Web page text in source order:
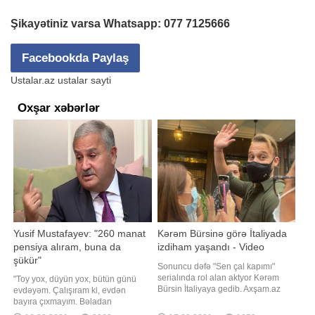
Şikayətiniz varsa Whatsapp: 077 7125666
Facebookda Paylaş
Ustalar.az ustalar sayti
Oxşar xəbərlər
Yusif Mustafayev: "260 manat
pensiya alıram, buna da
şükür"
"Toy yox, düyün yox, bütün günü
evdəyəm. Çalışıram ki, evdən
bayıra çıxmayım. Bəladan
Kərəm Bürsinə görə İtaliyada
izdiham yaşandı - Video
Sonuncu dəfə "Sen çal kapımı"
serialında rol alan aktyor Kərəm
Bürsin İtaliyaya gedib. Axşam.az
verir ki, aktyor "Canale 5"